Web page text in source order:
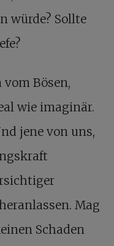
würde? Sollte
Bösen,
wie imaginär.
jene von uns,
Mag
Schaden